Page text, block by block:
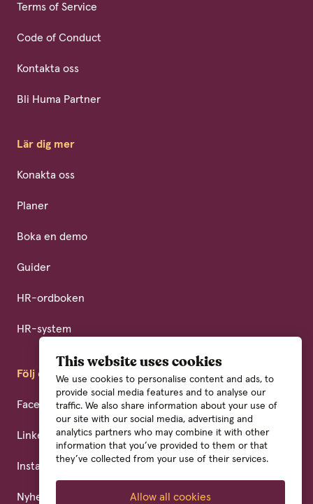
This website uses cookies
We use cookies to personalise content and ads, to
provide social media features and to analyse our
traffic. We also share information about your use of
our site with our social media, advertising and
analytics partners who may combine it with other
information that you’ve provided to them or that
they’ve collected from your use of their services.
Allow all cookies
Terms of Service
Code of Conduct
Kontakta oss
Bli Huma Partner
Lär dig mer
Konakta oss
Planer
Boka en demo
Guider
HR-ordboken
HR-system
Följ oss
Facebook
LinkedIn
Instagram
Nyhetsbrev